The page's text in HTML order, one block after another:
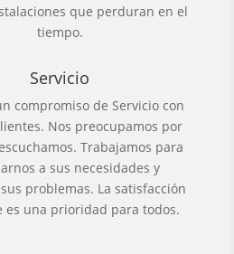
que perduran en el
tiempo.
Servicio
compromiso de Servicio con
Nos preocupamos por
Trabajamos para
a sus necesidades y
problemas. La satisfacción
es una prioridad para todos.